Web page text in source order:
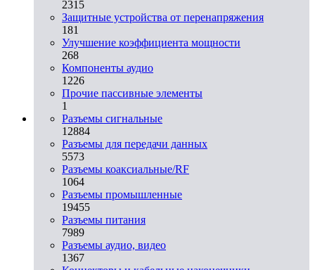
2315
Защитные устройства от перенапряжения
181
Улучшение коэффициента мощности
268
Компоненты аудио
1226
Прочие пассивные элементы
1
Разъeмы сигнальные
12884
Разъeмы для передачи данных
5573
Разъeмы коаксиальные/RF
1064
Разъeмы промышленные
19455
Разъeмы питания
7989
Разъeмы аудио, видео
1367